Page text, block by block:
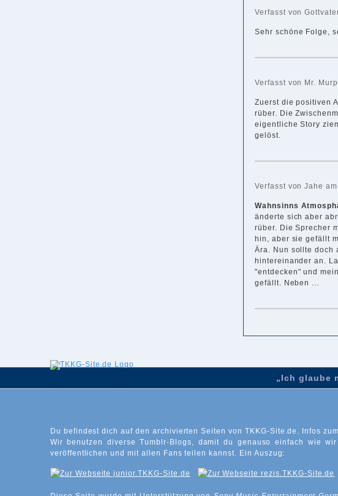
Verfasst von
Sehr schöne Folge,
Verfasst von Mr.
Zuerst die positiven
rüber. Die
eigentliche Story
gelöst.
Verfasst von Jahe
Wahnsinns
änderte sich aber
rüber. Die Sprecher
hin, aber sie gefällt
Ära. Nun sollte doch
hintereinander an.
"entdecken" und
gefällt. Neben ...
„Ich glaube
Du befindest dich auf den archivierten Seiten von TKKG-Site.de. Infos
Wir benutzen diverse Tumblr-Blogs, damit du genauso einfach wie
veröffentlichen und mit allen Fans teilen kannst. Ein Auszug: